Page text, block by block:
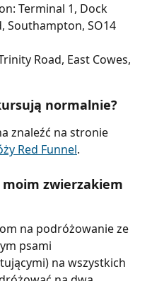
Terminal 1, Dock
Southampton, SO14
Road, East Cowes,
normalnie?
znaleźć na stronie
Red Funnel.
moim zwierzakiem
na podróżowanie ze
psami
na wszystkich